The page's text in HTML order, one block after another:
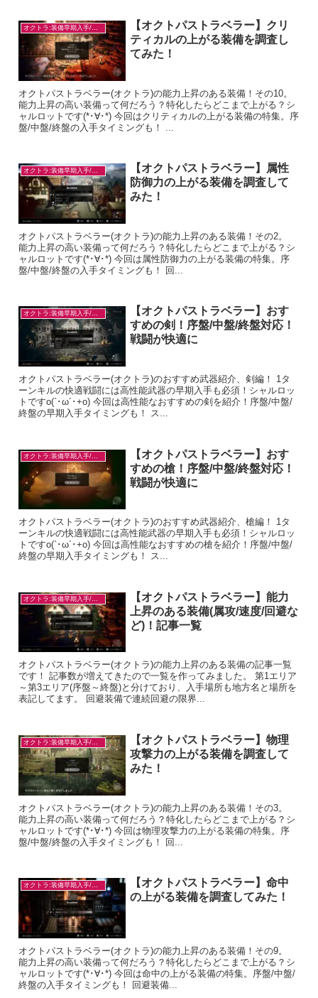
オクトラ:装備早期入手/目的別
【オクトパストラベラー】クリ
ティカルの上がる装備を調査し
てみた！
オクトパストラベラー(オクトラ)の能力上昇のある装備！その10。
能力上昇の高い装備って何だろう？特化したらどこまで上がる？シ
ャルロットです(*･∀･*) 今回はクリティカルの上がる装備の特集。序
盤/中盤/終盤の入手タイミングも！ ...
オクトラ:装備早期入手/目的別
【オクトパストラベラー】属性
防御力の上がる装備を調査して
みた！
オクトパストラベラー(オクトラ)の能力上昇のある装備！その2。
能力上昇の高い装備って何だろう？特化したらどこまで上がる？シ
ャルロットです(*･∀･*) 今回は属性防御力の上がる装備の特集。序
盤/中盤/終盤の入手タイミングも！ 回...
オクトラ:装備早期入手/目的別
【オクトパストラベラー】おす
すめの剣！序盤/中盤/終盤対応！
戦闘が快適に
オクトパストラベラー(オクトラ)のおすすめ武器紹介、剣編！ 1タ
ーンキルの快適戦闘には高性能武器の早期入手も必須！シャルロッ
トですo(`･ω´･+o) 今回は高性能なおすすめの剣を紹介！序盤/中盤/
終盤の早期入手タイミングも！ ス...
オクトラ:装備早期入手/目的別
【オクトパストラベラー】おす
すめの槍！序盤/中盤/終盤対応！
戦闘が快適に
オクトパストラベラー(オクトラ)のおすすめ武器紹介、槍編！ 1タ
ーンキルの快適戦闘には高性能武器の早期入手も必須！シャルロッ
トですo(`･ω´･+o) 今回は高性能なおすすめの槍を紹介！序盤/中盤/
終盤の早期入手タイミングも！ ス...
オクトラ:装備早期入手/目的別
【オクトパストラベラー】能力
上昇のある装備(属攻/速度/回避な
ど)！記事一覧
オクトパストラベラー(オクトラ)の能力上昇のある装備の記事一覧
です！ 記事数が増えてきたので一覧を作ってみました。 第1エリア
～第3エリア(序盤～終盤)と分けており、入手場所も地方名と場所を
表記してます。 回避装備で連続回避の限界...
オクトラ:装備早期入手/目的別
【オクトパストラベラー】物理
攻撃力の上がる装備を調査して
みた！
オクトパストラベラー(オクトラ)の能力上昇のある装備！その3。
能力上昇の高い装備って何だろう？特化したらどこまで上がる？シ
ャルロットです(*･∀･*) 今回は物理攻撃力の上がる装備の特集。序
盤/中盤/終盤の入手タイミングも！ 回...
オクトラ:装備早期入手/目的別
【オクトパストラベラー】命中
の上がる装備を調査してみた！
オクトパストラベラー(オクトラ)の能力上昇のある装備！その9。
能力上昇の高い装備って何だろう？特化したらどこまで上がる？シ
ャルロットです(*･∀･*) 今回は命中の上がる装備の特集。序盤/中盤/
終盤の入手タイミングも！ 回避装備...